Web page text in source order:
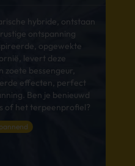
hybride, ontstaan
ontspanning
opgewekte
levert deze
zoete bessengeur,
effecten, perfect
Ben je benieuwd
of het terpeenprofiel?